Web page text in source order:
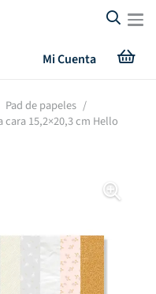
Mi Cuenta
Pad de papeles /
cara 15,2×20,3 cm Hello